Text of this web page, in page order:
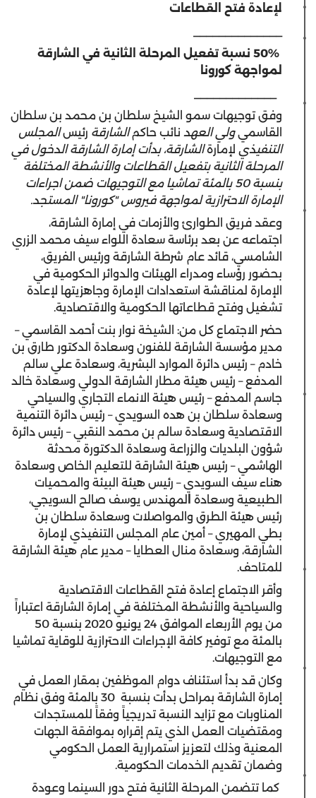
لإعادة فتح القطاعات
50% نسبة تفعيل المرحلة الثانية في الشارقة
لمواجهة كورونا
وفق توجيهات سمو الشيخ سلطان بن محمد بن سلطان
القاسميولي العهد نائب حاكمالشارقة رئيسالمجلس
التنفيذي لإمارةالشارقة، بدأت إمارة الشارقة الدخول في
المرحلة الثانية بتفعيل القطاعات والأنشطة المختلفة
بنسبة 50 بالمئة تماشيا مع التوجيهات ضمن اجراءات
الإمارة الاحترازية لمواجهة فيروس "كورونا" المستجد.
وعقد فريق الطوارئ والأزمات في إمارة الشارقة،
اجتماعه عن بعد برئاسة سعادة اللواء سيف محمد الزري
الشامسي، قائد عام شرطة الشارقة ورئيس الفريق،
بحضور رؤساء ومدراء الهيئات والدوائر الحكومية في
الإمارة لمناقشة استعدادات الإمارة وجاهزيتها لإعادة
تشغيل وفتح قطاعاتها الحكومية والاقتصادية.
حضر الاجتماع كل من: الشيخة نوار بنت أحمد القاسمي –
مدير مؤسسة الشارقة للفنون وسعادة الدكتور طارق بن
خادم – رئيس دائرة الموارد البشرية، وسعادة علي سالم
المدفع – رئيس هيئة مطار الشارقة الدولي وسعادة خالد
جاسم المدفع – رئيس هيئة الانماء التجاري والسياحي
وسعادة سلطان بن هده السويدي – رئيس دائرة التنمية
الاقتصادية وسعادة سالم بن محمد النقبي – رئيس دائرة
شؤون البلديات والزراعة وسعادة الدكتورة محدثة
الهاشمي – رئيس هيئة الشارقة للتعليم الخاص وسعادة
هناء سيف السويدي – رئيس هيئة البيئة والمحميات
الطبيعية وسعادة
لمهندس يوسف صالح السويجي،
رئيس هيئة الطرق والمواصلات وسعادة سلطان بن
بطي المهيري – أمين عام المجلس التنفيذي لإمارة
الشارقة، وسعادة منال العطايا – مدير عام هيئة الشارقة
للمتاحف.
وأقر الاجتماع إعادة فتح القطاعات الاقتصادية
والسياحية والأنشطة المختلفة في إمارة الشارقة اعتباراً
من يوم الأربعاء الموافق 24 يونيو 2020 بنسبة 50
بالمئة مع توفير كافة الإجراءات الاحترازية للوقاية تماشيا
مع التوجيهات.
وكان قد بدأ استئناف دوام الموظفين بمقار العمل في
إمارة الشارقة بمراحل بدأت بنسبة 30 بالمئة وفق نظام
المناوبات مع تزايد النسبة تدريجياً وفقاً للمستجدات
ومقتضيات العمل الذي يتم إقراره بموافقة الجهات
المعنية وذلك لتعزيز استمرارية العمل الحكومي
وضمان تقديم الخدمات الحكومية.
كما تتضمن المرحلة الثانية فتح دور السينما وعودة